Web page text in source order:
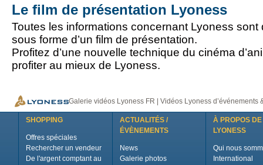
Le film de présentation Lyoness
Toutes les informations concernant Lyoness
sous forme d’un film de présentation.
Profitez d’une nouvelle technique du cinéma
profiter au mieux de Lyoness.
Galerie vidéos Lyoness FR | Vidéos Lyoness d’événements
SHOPPING
Offres spéciales
Rechercher un vendeur
De l'argent comptant au
ACTUALITÉS /
ÉVÈNEMENTS
News
Galerie photos
À PROPOS DE
LYONESS
Qui nous
International